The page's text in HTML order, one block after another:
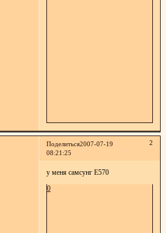
Поделиться 2
2007-07-19
08:21:25
у меня самсунг E570
0